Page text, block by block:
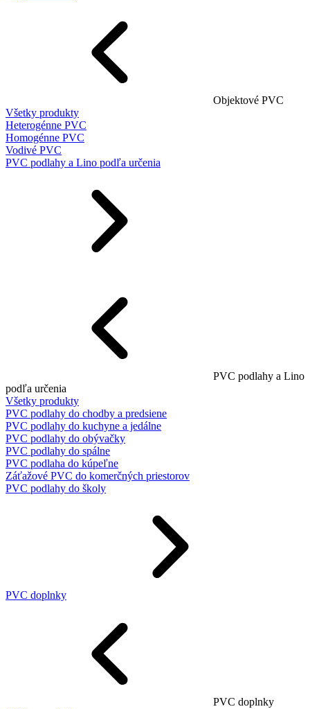
Objektové PVC
Všetky produkty
Heterogénne PVC
Homogénne PVC
Vodivé PVC
PVC podlahy a Lino podľa určenia
PVC podlahy a Lino
podľa určenia
Všetky produkty
PVC podlahy do chodby a predsiene
PVC podlahy do kuchyne a jedálne
PVC podlahy do obývačky
PVC podlahy do spálne
PVC podlaha do kúpeľne
Záťažové PVC do komerčných priestorov
PVC podlahy do školy
PVC doplnky
PVC doplnky